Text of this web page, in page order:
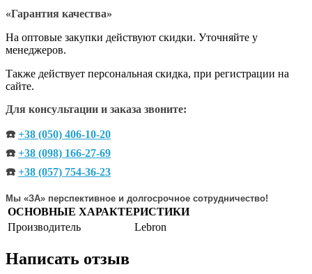
«Гарантия качества»
На оптовые закупки действуют скидки. Уточняйте у
менеджеров.
Также действует персональная скидка, при регистрации на
сайте.
Для консультации и заказа звоните:
☎️ +38 (050) 406-10-20
☎️ +38 (098) 166-27-69
☎️ +38 (057) 754-36-23
Мы «ЗА» перспективное и долгосрочное сотрудничество!
ОСНОВНЫЕ ХАРАКТЕРИСТИКИ
Производитель
Lebron
Написать отзыв